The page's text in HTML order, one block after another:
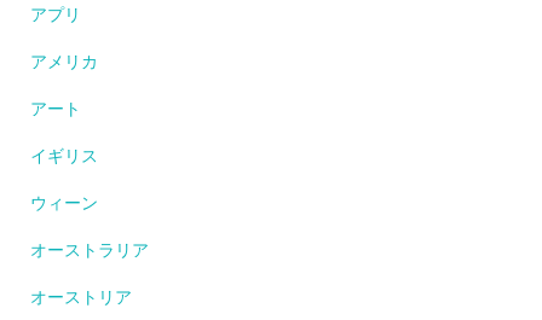
アプリ
アメリカ
アート
イギリス
ウィーン
オーストラリア
オーストリア